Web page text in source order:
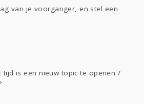
Thuis
Klussen
van je voorganger, en stel een
tijd is een nieuw topic te openen /